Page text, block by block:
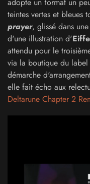
adopte un format un
teintes vertes et bleues
prayer, glissé dans
d'une illustration d'
attendu pour le
via la boutique du label
démarche
elle fait écho aux
Deltarune Chapter 2